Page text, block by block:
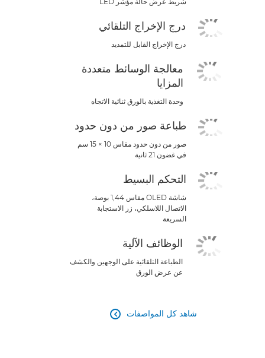
درج الإخراج التلقائي
درج الإخراج القابل للتمديد
معالجة الوسائط متعددة
المزايا
وحدة التغذية بالورق ثنائية الاتجاه
طباعة صور من دون حدود
صور من دون حدود مقاس 10 × 15 سم
في غضون 21 ثانية
التحكم البسيط
شاشة OLED مقاس 1,44 بوصة،
الاتصال اللاسلكي، زر الاستجابة
السريعة
الوظائف الآلية
الطباعة التلقائية على الوجهين والكشف
عن عرض الورق
شاهد كل المواصفات 